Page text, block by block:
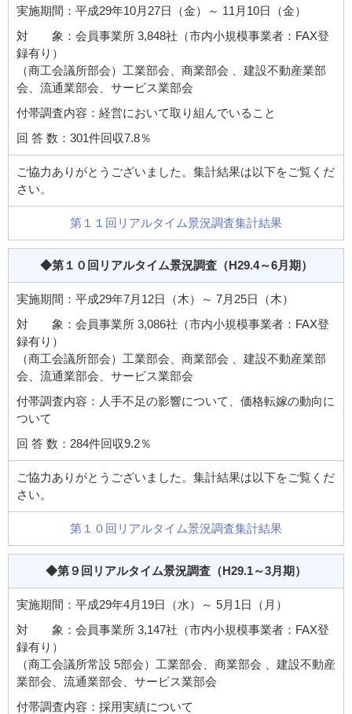
実施期間：平成29年10月27日（金）～ 11月10日（金）
対 象：会員事業所 3,848社（市内小規模事業者：FAX登
録有り）
（商工会議所部会）工業部会、商業部会 、建設不動産業部
会、流通業部会、サービス業部会
付帯調査内容：経営において取り組んでいること
回 答 数：301件回収7.8％
ご協力ありがとうございました。集計結果は以下をご覧くだ
さい。
第１１回リアルタイム景況調査集計結果
◆第１０回リアルタイム景況調査（H29.4～6月期）
実施期間：平成29年7月12日（木）～ 7月25日（木）
対 象：会員事業所 3,086社（市内小規模事業者：FAX登
録有り）
（商工会議所部会）工業部会、商業部会 、建設不動産業部
会、流通業部会、サービス業部会
付帯調査内容：人手不足の影響について、価格転嫁の動向に
ついて
回 答 数：284件回収9.2％
ご協力ありがとうございました。集計結果は以下をご覧くだ
さい。
第１０回リアルタイム景況調査集計結果
◆第９回リアルタイム景況調査 （H29.1～3月期）
実施期間：平成29年4月19日（水）～ 5月1日（月）
対 象：会員事業所 3,147社（市内小規模事業者：FAX登
録有り）
（商工会議所常設 5部会）工業部会、商業部会 、建設不動産
業部会、流通業部会、サービス業部会
付帯調査内容：採用実績について